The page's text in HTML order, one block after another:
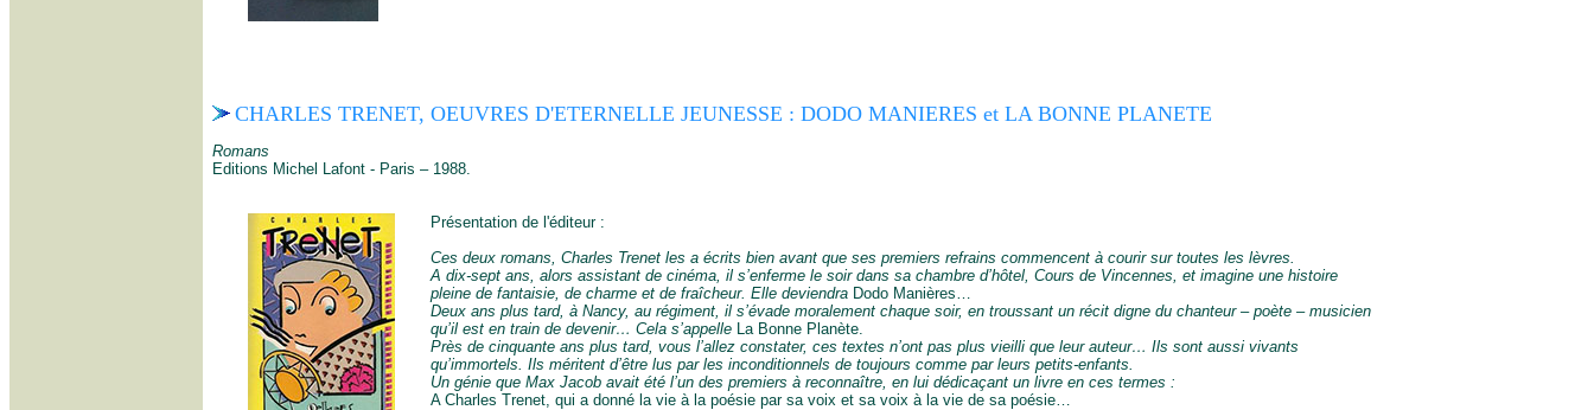
CHARLES TRENET, OEUVRES D'ETERNELLE JEUNESSE : DODO MANIERES et LA BONNE PLANETE
Romans
Editions Michel Lafont - Paris – 1988.
Présentation de l'éditeur :
Ces deux romans, Charles Trenet les a écrits bien avant que ses premiers refrains commencent à courir sur toutes les lèvres.
A dix-sept ans, alors assistant de cinéma, il s’enferme le soir dans sa chambre d’hôtel, Cours de Vincennes, et imagine une histoire
pleine de fantaisie, de charme et de fraîcheur. Elle deviendra Dodo Manières…
Deux ans plus tard, à Nancy, au régiment, il s’évade moralement chaque soir, en troussant un récit digne du chanteur – poète – musicien
qu’il est en train de devenir… Cela s’appelle La Bonne Planète.
Près de cinquante ans plus tard, vous l’allez constater, ces textes n’ont pas plus vieilli que leur auteur… Ils sont aussi vivants
qu’immortels. Ils méritent d’être lus par les inconditionnels de toujours comme par leurs petits-enfants.
Un génie que Max Jacob avait été l’un des premiers à reconnaître, en lui dédicaçant un livre en ces termes :
A Charles Trenet, qui a donné la vie à la poésie par sa voix et sa voix à la vie de sa poésie…